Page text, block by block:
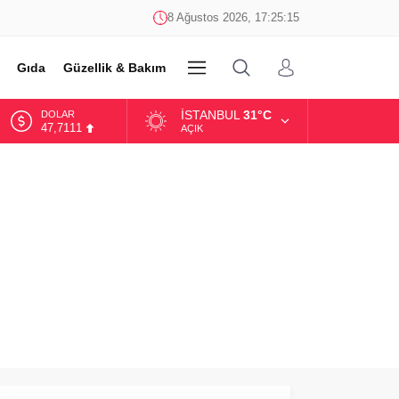
8 Ağustos 2026, 17:25:15
Gıda Güzellik & Bakım DİĞER
DOLAR
47,7111
İSTANBUL 31°C
AÇIK